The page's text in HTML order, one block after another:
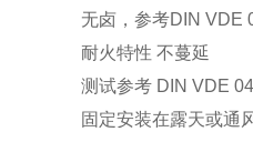
无卤，参考DIN VDE
耐火特性 不蔓延
测试参考 DIN VDE
固定安装在露天或通风